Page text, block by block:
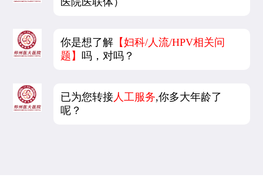
你是想了解 【妇科/人流/HPV相关问
题】吗，对吗？
已为您转接 人工服务,你多大年龄了
呢？